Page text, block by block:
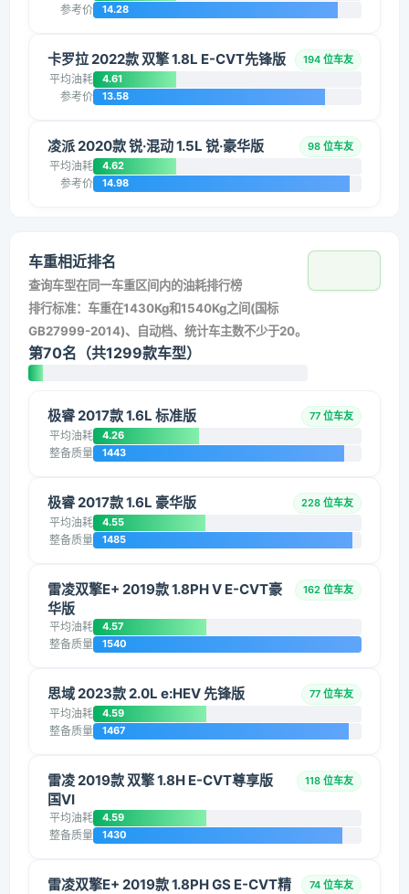
参考价 14.28
卡罗拉 2022款 双擎 1.8L E-CVT先锋版 194 位车友
平均油耗 4.61
参考价 13.58
凌派 2020款 锐·混动 1.5L 锐·豪华版 98 位车友
平均油耗 4.62
参考价 14.98
车重相近排名
查询车型在同一车重区间内的油耗排行榜
排行标准：车重在1430Kg和1540Kg之间(国标
GB27999-2014)、自动档、统计车主数不少于20。
第70名（共1299款车型）
极睿 2017款 1.6L 标准版 77 位车友
平均油耗 4.26
整备质量 1443
极睿 2017款 1.6L 豪华版 228 位车友
平均油耗 4.55
整备质量 1485
雷凌双擎E+ 2019款 1.8PH V E-CVT豪
华版
162 位车友
平均油耗 4.57
整备质量 1540
思域 2023款 2.0L e:HEV 先锋版 77 位车友
平均油耗 4.59
整备质量 1467
雷凌 2019款 双擎 1.8H E-CVT尊享版
国VI
118 位车友
平均油耗 4.59
整备质量 1430
雷凌双擎E+ 2019款 1.8PH GS E-CVT精
74 位车友